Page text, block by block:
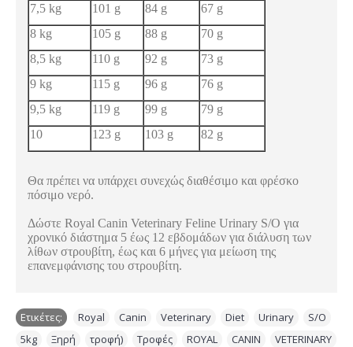
7,5 kg
101 g 84 g
67 g
8 kg
105 g 88 g
70 g
8,5 kg
110 g 92 g
73 g
9 kg
115 g 96 g
76 g
9,5 kg
119 g 99 g
79 g
10
123 g 103 g 82 g
Θα πρέπει να υπάρχει συνεχώς διαθέσιμο και φρέσκο
πόσιμο νερό.
Δώστε Royal Canin Veterinary Feline Urinary S/O για
χρονικό διάστημα 5 έως 12 εβδομάδων για διάλυση των
λίθων στρουβίτη, έως και 6 μήνες για μείωση της
επανεμφάνισης του στρουβίτη.
Ετικέτες: Royal Canin Veterinary Diet Urinary S/O
5kg
Ξηρή τροφή) Τροφές ROYAL CANIN
VETERINARY